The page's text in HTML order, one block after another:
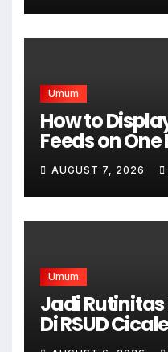
Umum
How to
Feeds on One
WordPress
AUGUST 7, 2026
Umum
Jadi
Di RSUD
Bulan Gelar